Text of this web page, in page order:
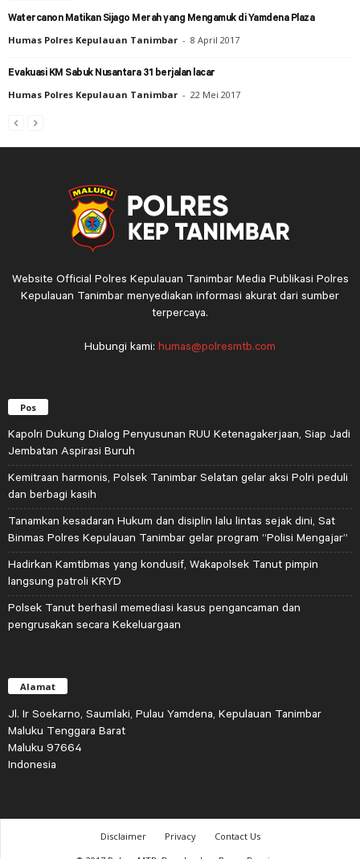
Watercanon Matikan Sijago Merah yang Mengamuk di Yamdena Plaza
Humas Polres Kepulauan Tanimbar - 8 April 2017
Evakuasi KM Sabuk Nusantara 31 berjalan lacar
Humas Polres Kepulauan Tanimbar - 22 Mei 2017
Website Official Polres Kepulauan Tanimbar Media Publikasi Polres
Kepulauan Tanimbar menyediakan informasi akurat dari sumber
terpercaya.
Hubungi kami: humas@polresmtb.com
Pos
Kapolri Dukung Dialog Penyusunan RUU Ketenagakerjaan, Siap Jadi
Jembatan Aspirasi Buruh
Kemitraan harmonis, Polsek Tanimbar Selatan gelar aksi Polri peduli
dan berbagi kasih
Tanamkan kesadaran Hukum dan disiplin lalu lintas sejak dini, Sat
Binmas Polres Kepulauan Tanimbar gelar program “Polisi Mengajar”
Hadirkan Kamtibmas yang kondusif, Wakapolsek Tanut pimpin
langsung patroli KRYD
Polsek Tanut berhasil memediasi kasus pengancaman dan
pengrusakan secara Kekeluargaan
Alamat
Jl. Ir Soekarno, Saumlaki, Pulau Yamdena, Kepulauan Tanimbar
Maluku Tenggara Barat
Maluku 97664
Indonesia
Disclaimer Privacy
Contact Us